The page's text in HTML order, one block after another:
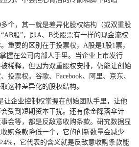
个，其一就是差异化股权结构（或双重股
股”，即A、B类股票有一样的现金流权
重要的区别在于投票权，A股是1股1票，
握在公司内部人手里。当企业上市发行
稀释，但因为双重股权安排，仍能让创始
投票权。谷歌、Facebook、阿里、京东、
这种差异化的股权结构。
让企业控制权掌握在创始团队手里，让他
受到短期资本干扰。还有像金降落伞计
会等，都是反敌意收购条款。研究数据显
购条款降低一个，它的创新数量会减少
4%，它代表的含义就是反敌意收购条款能